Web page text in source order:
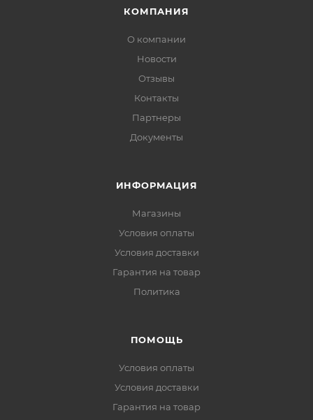
КОМПАНИЯ
О компании
Новости
Отзывы
Контакты
Партнеры
Документы
ИНФОРМАЦИЯ
Магазины
Условия оплаты
Условия доставки
Гарантия на товар
Политика
ПОМОЩЬ
Условия оплаты
Условия доставки
Гарантия на товар